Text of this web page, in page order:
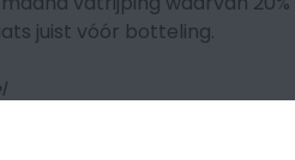
juist vóór botteling.